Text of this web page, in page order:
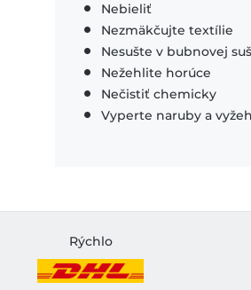
Nebieliť
Nezmäkčujte textílie
Nesušte v bubnovej
Nežehlite horúce
Nečistiť chemicky
Vyperte naruby a
Rýchlo